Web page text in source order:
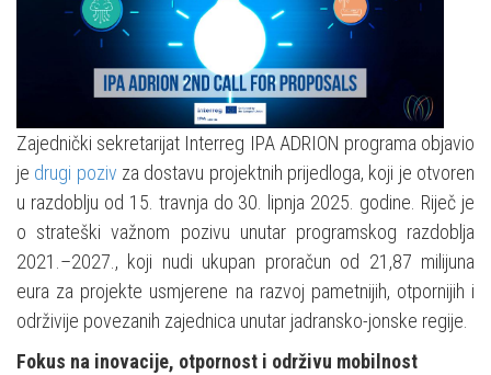
Zajednički sekretarijat Interreg IPA ADRION programa objavio
je drugi poziv za dostavu projektnih prijedloga, koji je otvoren
u razdoblju od 15. travnja do 30. lipnja 2025. godine. Riječ je
o strateški važnom pozivu unutar programskog razdoblja
2021.–2027., koji nudi ukupan proračun od 21,87 milijuna
eura za projekte usmjerene na razvoj pametnijih, otpornijih i
održivije povezanih zajednica unutar jadransko-jonske regije.
Fokus na inovacije, otpornost i održivu mobilnost